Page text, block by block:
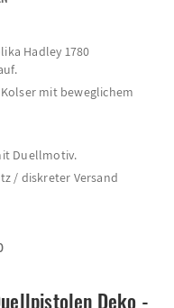
Hadley 1780
mit beweglichem
Duellmotiv.
/ diskreter Versand
Deko -